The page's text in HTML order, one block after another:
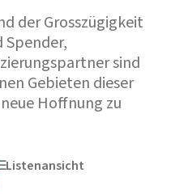
der Grosszügigkeit
Spender,
sind
Gebieten dieser
Hoffnung zu
Listenansicht